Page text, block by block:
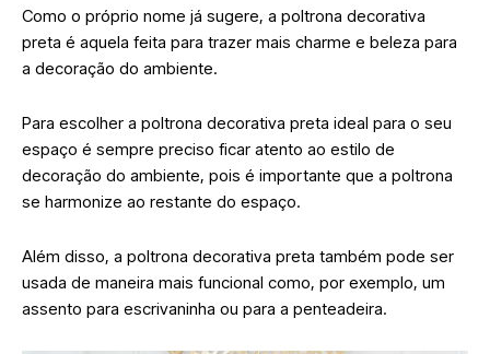
Como o próprio nome já sugere, a poltrona decorativa
preta é aquela feita para trazer mais charme e beleza para
a decoração do ambiente.
Para escolher a poltrona decorativa preta ideal para o seu
espaço é sempre preciso ficar atento ao estilo de
decoração do ambiente, pois é importante que a poltrona
se harmonize ao restante do espaço.
Além disso, a poltrona decorativa preta também pode ser
usada de maneira mais funcional como, por exemplo, um
assento para escrivaninha ou para a penteadeira.